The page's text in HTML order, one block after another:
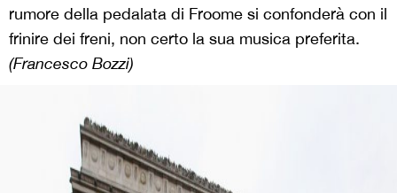
rumore della pedalata di Froome si confonderà con il
frinire dei freni, non certo la sua musica preferita.
(Francesco Bozzi)